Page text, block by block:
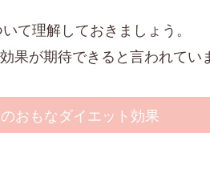
て理解しておきましょう。
果が期待できると言われてい
おもなダイエット効果